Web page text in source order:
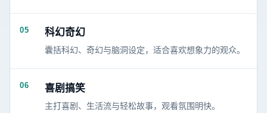
05 科幻奇幻
囊括科幻、奇幻与脑洞设定，适合喜欢想象力的观众。
06 喜剧搞笑
主打喜剧、生活流与轻松故事，观看氛围明快。